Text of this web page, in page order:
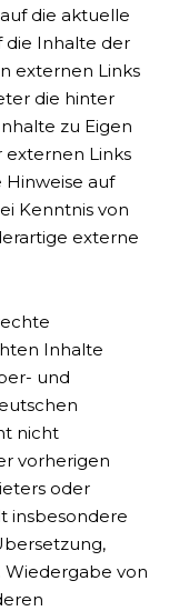
die aktuelle
die Inhalte der
externen Links
die hinter
zu Eigen
externen Links
auf
Kenntnis von
externe
Inhalte
und
nicht
vorherigen
oder
insbesondere
Wiedergabe von